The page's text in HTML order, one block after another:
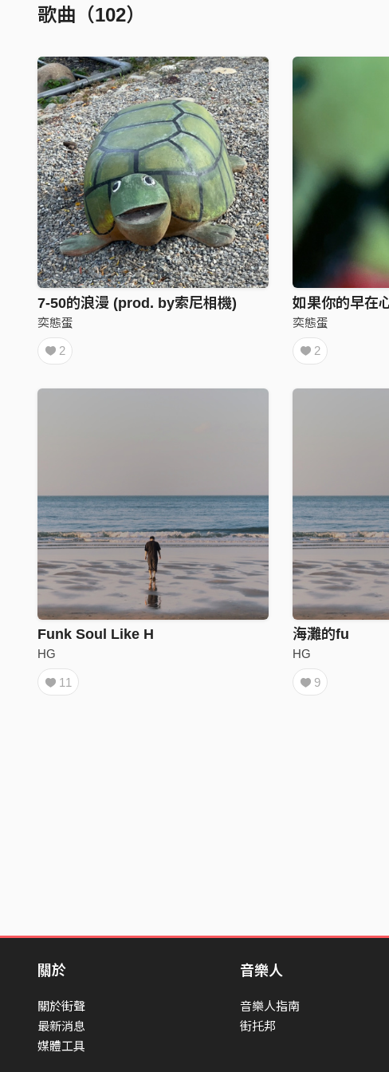
歌曲（102）
7-50的浪漫 (prod. by索尼相機)
奕態蛋
2
奕態蛋
2
Funk Soul Like H
HG
11
海灘的fu
HG
9
關於
關於街聲
最新消息
媒體工具
音樂人
音樂人指南
街托邦